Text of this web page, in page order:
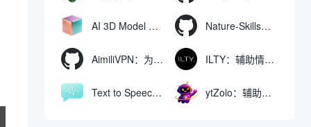
AI 3D Model Generator：通过文本和图像快速生成3D模型的在线工具 Nature-Skills：辅助撰写学术论文和绘制科研图表的智能体插件
AimiliVPN：为Linux提供纯净出站家庭IP的VPN代理网关 ILTY：辅助情绪疏导与提供行动建议的AI陪伴工具
Text to Speech AI：支持多说话人与情感控制的文字转语音工具 ytZolo：辅助创建和优化YouTube视频内容的生成工具